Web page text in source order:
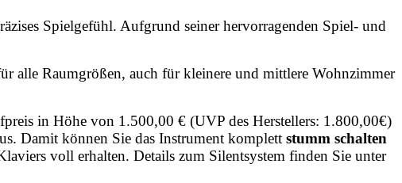
Spielgefühl. Aufgrund seiner hervorragenden Spiel- und
alle Raumgrößen, auch für kleinere und mittlere Wohnzimmer
in Höhe von 1.500,00 € (UVP des Herstellers: 1.800,00€)
Damit können Sie das Instrument komplett stumm schalten
voll erhalten. Details zum Silentsystem finden Sie unter